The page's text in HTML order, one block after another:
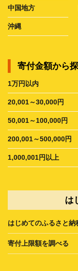
中国地方
沖縄
寄付金額から
1万円以内
20,001～30,000円
50,001～100,000円
200,001～500,000円
1,000,001円以上
は
はじめてのふるさと納
寄付上限額を調べる